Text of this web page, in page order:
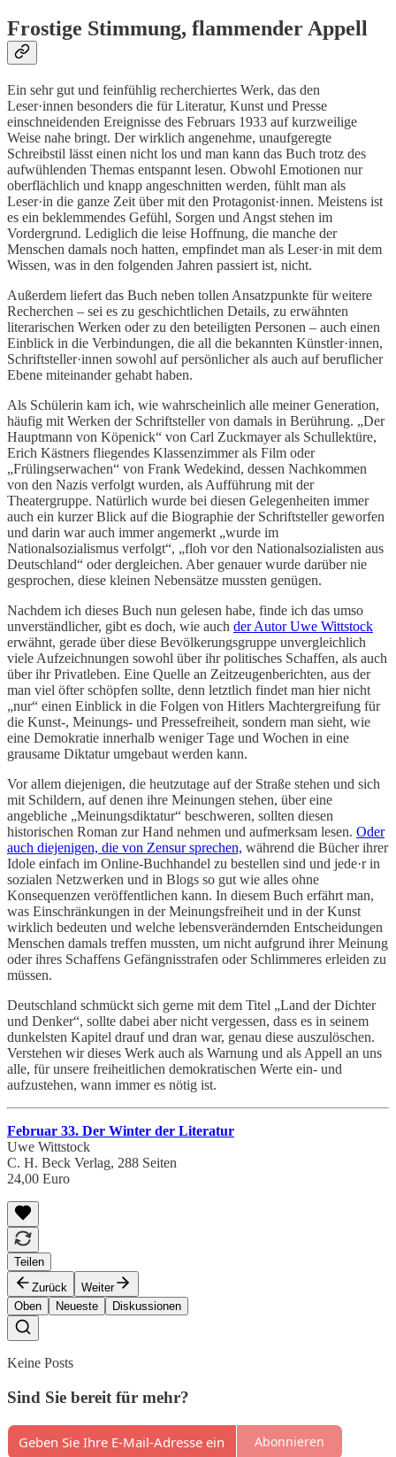
Frostige Stimmung, flammender Appell
Ein sehr gut und feinfühlig recherchiertes Werk, das den
Leser·innen besonders die für Literatur, Kunst und Presse
einschneidenden Ereignisse des Februars 1933 auf kurzweilige
Weise nahe bringt. Der wirklich angenehme, unaufgeregte
Schreibstil lässt einen nicht los und man kann das Buch trotz des
aufwühlenden Themas entspannt lesen. Obwohl Emotionen nur
oberflächlich und knapp angeschnitten werden, fühlt man als
Leser·in die ganze Zeit über mit den Protagonist·innen. Meistens ist
es ein beklemmendes Gefühl, Sorgen und Angst stehen im
Vordergrund. Lediglich die leise Hoffnung, die manche der
Menschen damals noch hatten, empfindet man als Leser·in mit dem
Wissen, was in den folgenden Jahren passiert ist, nicht.
Außerdem liefert das Buch neben tollen Ansatzpunkte für weitere
Recherchen – sei es zu geschichtlichen Details, zu erwähnten
literarischen Werken oder zu den beteiligten Personen – auch einen
Einblick in die Verbindungen, die all die bekannten Künstler·innen,
Schriftsteller·innen sowohl auf persönlicher als auch auf beruflicher
Ebene miteinander gehabt haben.
Als Schülerin kam ich, wie wahrscheinlich alle meiner Generation,
häufig mit Werken der Schriftsteller von damals in Berührung. „Der
Hauptmann von Köpenick“ von Carl Zuckmayer als Schullektüre,
Erich Kästners fliegendes Klassenzimmer als Film oder
„Frülingserwachen“ von Frank Wedekind, dessen Nachkommen
von den Nazis verfolgt wurden, als Aufführung mit der
Theatergruppe. Natürlich wurde bei diesen Gelegenheiten immer
auch ein kurzer Blick auf die Biographie der Schriftsteller geworfen
und darin war auch immer angemerkt „wurde im
Nationalsozialismus verfolgt“, „floh vor den Nationalsozialisten aus
Deutschland“ oder dergleichen. Aber genauer wurde darüber nie
gesprochen, diese kleinen Nebensätze mussten genügen.
Nachdem ich dieses Buch nun gelesen habe, finde ich das umso
unverständlicher, gibt es doch, wie auch der Autor Uwe Wittstock
erwähnt, gerade über diese Bevölkerungsgruppe unvergleichlich
viele Aufzeichnungen sowohl über ihr politisches Schaffen, als auch
über ihr Privatleben. Eine Quelle an Zeitzeugenberichten, aus der
man viel öfter schöpfen sollte, denn letztlich findet man hier nicht
„nur“ einen Einblick in die Folgen von Hitlers Machtergreifung für
die Kunst-, Meinungs- und Pressefreiheit, sondern man sieht, wie
eine Demokratie innerhalb weniger Tage und Wochen in eine
grausame Diktatur umgebaut werden kann.
Vor allem diejenigen, die heutzutage auf der Straße stehen und sich
mit Schildern, auf denen ihre Meinungen stehen, über eine
angebliche „Meinungsdiktatur“ beschweren, sollten diesen
historischen Roman zur Hand nehmen und aufmerksam lesen. Oder
auch diejenigen, die von Zensur sprechen, während die Bücher ihrer
Idole einfach im Online-Buchhandel zu bestellen sind und jede·r in
sozialen Netzwerken und in Blogs so gut wie alles ohne
Konsequenzen veröffentlichen kann. In diesem Buch erfährt man,
was Einschränkungen in der Meinungsfreiheit und in der Kunst
wirklich bedeuten und welche lebensverändernden Entscheidungen
Menschen damals treffen mussten, um nicht aufgrund ihrer Meinung
oder ihres Schaffens Gefängnisstrafen oder Schlimmeres erleiden zu
müssen.
Deutschland schmückt sich gerne mit dem Titel „Land der Dichter
und Denker“, sollte dabei aber nicht vergessen, dass es in seinem
dunkelsten Kapitel drauf und dran war, genau diese auszulöschen.
Verstehen wir dieses Werk auch als Warnung und als Appell an uns
alle, für unsere freiheitlichen demokratischen Werte ein- und
aufzustehen, wann immer es nötig ist.
Februar 33. Der Winter der Literatur
Uwe Wittstock
C. H. Beck Verlag, 288 Seiten
24,00 Euro
Teilen
Zurück
Weiter
Oben
Neueste Diskussionen
Keine Posts
Sind Sie bereit für mehr?
Abonnieren